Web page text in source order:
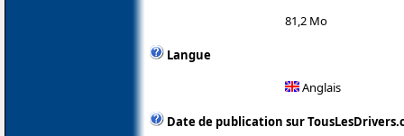
81,2 Mo
Langue
Anglais
Date de publication sur